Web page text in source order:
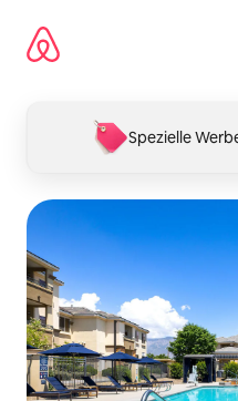
Inhalten
springen
Spezielle